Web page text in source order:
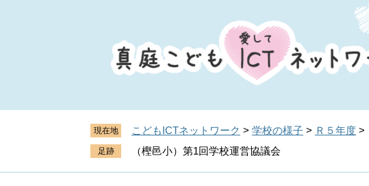
文
現在地 こどもICTネットワーク > 学校の様子 > Ｒ５年度 >
（樫邑小）第1回学校運営協議会